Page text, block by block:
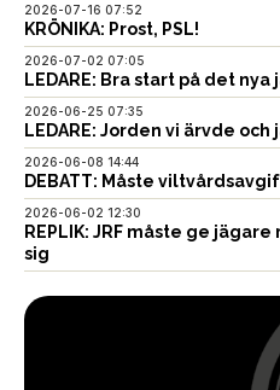
2026-07-16 07:52
KRÖNIKA: Prost, PSL!
2026-07-02 07:05
LEDARE: Bra start på det
2026-06-25 07:35
LEDARE: Jorden vi ärvde
2026-06-08 14:44
DEBATT: Måste
2026-06-02 12:30
REPLIK: JRF måste ge
sig